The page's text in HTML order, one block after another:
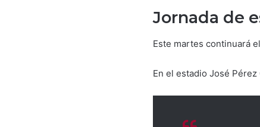
Jornada de
Este martes continuará
En el estadio José